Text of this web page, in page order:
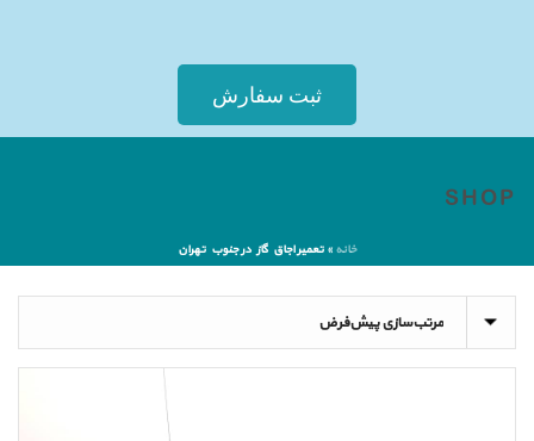
ثبت سفارش
SHOP
خانه » تعمیر اجاق گاز در جنوب تهران